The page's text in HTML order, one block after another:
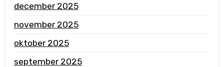
december 2025
november 2025
oktober 2025
september 2025